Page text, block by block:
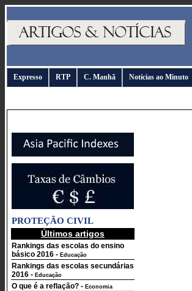
Expresso RTP C. Manhã Notícias ao Minuto
PROTEÇÃO CIVIL
Últimos artigos
Rankings das escolas do ensino
básico 2016 - Educação
Rankings das escolas secundárias
2016 - Educação
O que é a reflação? - Economia